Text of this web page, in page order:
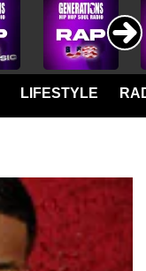
LIFESTYLE